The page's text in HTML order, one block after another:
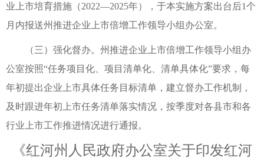
业上市培育措施（2022—2025年），于本实施方案出台后1个
月内报送州推进企业上市倍增工作领导小组办公室。
（三）强化督办。州推进企业上市倍增工作领导小组办
公室按照“任务项目化、项目清单化、清单具体化”要求，每
年初提出企业上市具体任务目标清单，建立督办工作机制，
及时跟进年初上市任务清单落实情况，按季度对各县市和各
行业上市工作推进情况进行通报。
《红河州人民政府办公室关于印发红河